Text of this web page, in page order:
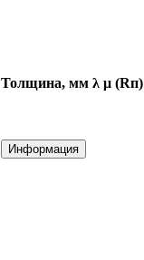
Толщина, мм λ μ (Rп)
Информация